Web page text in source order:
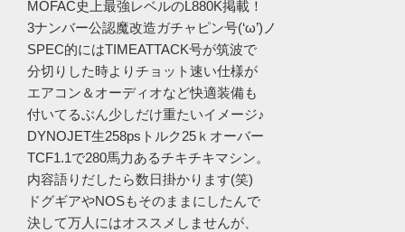
MOFAC史上最強レベルのL880K掲載！
3ナンバー公認魔改造ガチャピン号(‘ω’)ノ
SPEC的にはTIMEATTACK号が筑波で
分切りした時よりチョット速い仕様が
エアコン＆オーディオなど快適装備も
付いてるぶん少しだけ重たいイメージ♪
DYNOJET生258psトルク25ｋオーバー
TCF1.1で280馬力あるチキチキマシン。
内容語りだしたら数日掛かります(笑)
ドグギアやNOSもそのままにしたんで
決して万人にはオススメしませんが、